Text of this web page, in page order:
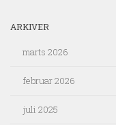
ARKIVER
marts 2026
februar 2026
juli 2025